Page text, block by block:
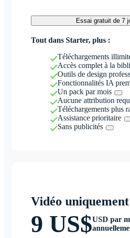
Essai gratuit de 7
Tout dans Starter, plus :
Téléchargements
Accès complet à la
Outils de design
Fonctionnalités IA
Un pack par mois
Aucune attribution
Téléchargements plus
Assistance prioritaire
Sans publicités
Vidéo uniquement
9 US$USD par